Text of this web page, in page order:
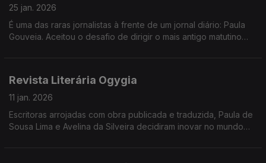
Com Ana Resendes e Maria José Raposo, da Umar Açores.
25 jan. 2026
É uma das raras jornalistas à frente de um jornal diário: Paula
Gouveia. Aceitou o desafio de dirigir o mais antigo matutino
O percurso profissional, a comunicação e os desafios da
imprensa escrita são os temas da conversa de hoje.
Com Ana Resendes e Maria José Raposo.
Revista Literária Ogygia
11 jan. 2026
Escritoras arrojadas com obra publicada e traduzida, Paula de
Sousa Lima e Avelina da Silveira decidiram inovar no mundo